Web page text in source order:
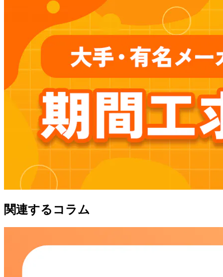
関連するコラム